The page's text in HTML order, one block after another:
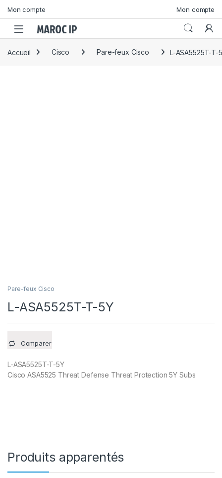
Mon compte Mon compte
Accueil Cisco Pare-feux Cisco L-ASA5525T-T-
Pare-feux Cisco
L-ASA5525T-T-5Y
Comparer
L-ASA5525T-T-5Y
Cisco ASA5525 Threat Defense Threat Protection 5Y Subs
Produits apparentés